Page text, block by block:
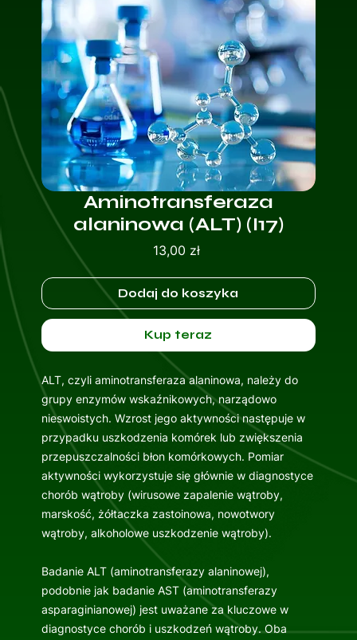
Aminotransferaza
alaninowa (ALT) (I17)
13,00 złCena
Dodaj do koszyka
Kup teraz
ALT, czyli aminotransferaza alaninowa, należy do
grupy enzymów wskaźnikowych, narządowo
nieswoistych. Wzrost jego aktywności następuje w
przypadku uszkodzenia komórek lub zwiększenia
przepuszczalności błon komórkowych. Pomiar
aktywności wykorzystuje się głównie w diagnostyce
chorób wątroby (wirusowe zapalenie wątroby,
marskość, żółtaczka zastoinowa, nowotwory
wątroby, alkoholowe uszkodzenie wątroby).
Badanie ALT (aminotransferazy alaninowej),
podobnie jak badanie AST (aminotransferazy
asparaginianowej) jest uważane za kluczowe w
diagnostyce chorób i uszkodzeń wątroby. Oba